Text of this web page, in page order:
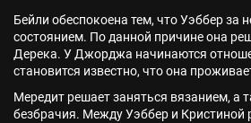
Бейли обеспокоена тем, что Уэббер за
состоянием. По данной причине она
Дерека. У Джорджа начинаются
становится известно, что она
Мередит решает заняться вязанием, а
безбрачия. Между Уэббер и Кристиной